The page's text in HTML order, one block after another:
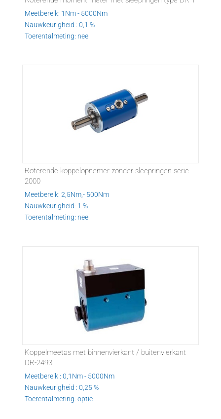
Meetbereik: 1Nm - 5000Nm
Nauwkeurigheid : 0,1 %
Toerentalmeting: nee
Roterende koppelopnemer zonder sleepringen serie
2000
Meetbereik: 2,5Nm,- 500Nm
Nauwkeurigheid: 1 %
Toerentalmeting: nee
Koppelmeetas met binnenvierkant / buitenvierkant
DR-2493
Meetbereik : 0,1Nm - 5000Nm
Nauwkeurigheid : 0,25 %
Toerentalmeting: optie